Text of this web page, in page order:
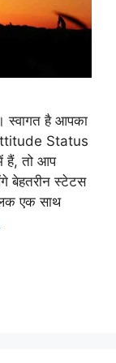
स्वागत है आपका
Status
हैं, तो आप
बेहतरीन स्टेटस
एक साथ